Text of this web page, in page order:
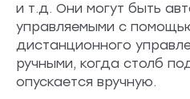
и т.д. Они могут быть
управляемыми с
дистанционного
ручными, когда столб
опускается вручную.